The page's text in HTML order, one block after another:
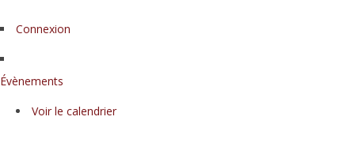
Connexion
Évènements
Voir le calendrier